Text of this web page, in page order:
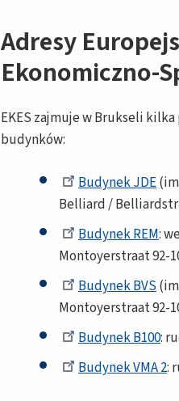
Adresy
Ekonomiczno-
EKES zajmuje w Brukseli
budynków:
Budynek JDE
Belliard /
Budynek REM:
Montoyerstraat 92-
Budynek BVS
Montoyerstraat 92-
Budynek B100:
Budynek VMA 2: